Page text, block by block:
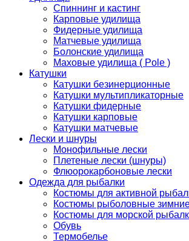
Спиннинг и кастинг
Карповые удилища
Фидерные удилища
Матчевые удилища
Болонские удилища
Маховые удилища ( Pole )
Катушки
Катушки безинерционные
Катушки мультипликаторные
Катушки фидерные
Катушки карповые
Катушки матчевые
Лески и шнуры
Монофильные лески
Плетеные лески (шнуры)
Флюорокарбоновые лески
Одежда для рыбалки
Костюмы для активной
Костюмы рыболовные
Костюмы для морской
Обувь
Термобелье